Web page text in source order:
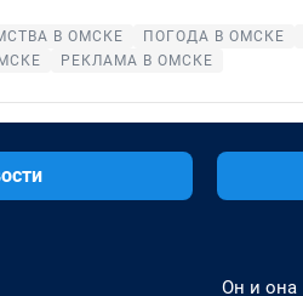
В ОМСКЕ ПОГОДА В ОМСКЕ
РЕКЛАМА В ОМСКЕ
Он и она